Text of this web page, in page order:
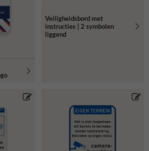
Veiligheidsbord met
instructies | 2 symbolen
liggend